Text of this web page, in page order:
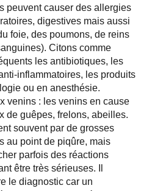
peuvent causer des allergies
digestives mais aussi
foie, des poumons, de reins
Citons comme
les antibiotiques, les
inflammatoires, les produits
ou en anesthésie.
venins : les venins en cause
de guêpes, frelons, abeilles.
souvent par de grosses
au point de piqûre, mais
parfois des réactions
être très sérieuses. Il
le diagnostic car un